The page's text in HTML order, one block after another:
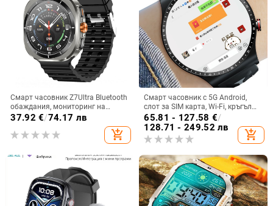
Смарт часовник Z7Ultra Bluetooth
обаждания, мониторинг на
сърдечен ритъм, кръвно
налягане, следене на съня и
водоустойчив
37.92 €/74.17 лв
add_shopping_cart
Смарт часовник с 5G Android,
слот за SIM карта, Wi-Fi, кръгъл
циферблат, камера и мониторинг
на сърдечния ритъм
65.81 - 127.58 €/
128.71 - 249.52 лв
add_shopping_cart